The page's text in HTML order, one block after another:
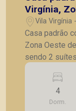
Virgínia,
Preto/SP.
Vila Virgínia
Casa padrão
Zona Oeste de
sendo 2
Sala; -
Despensa; -
garagem. A Piramid tem como objetivo atender
seus clientes
4
Dorm.